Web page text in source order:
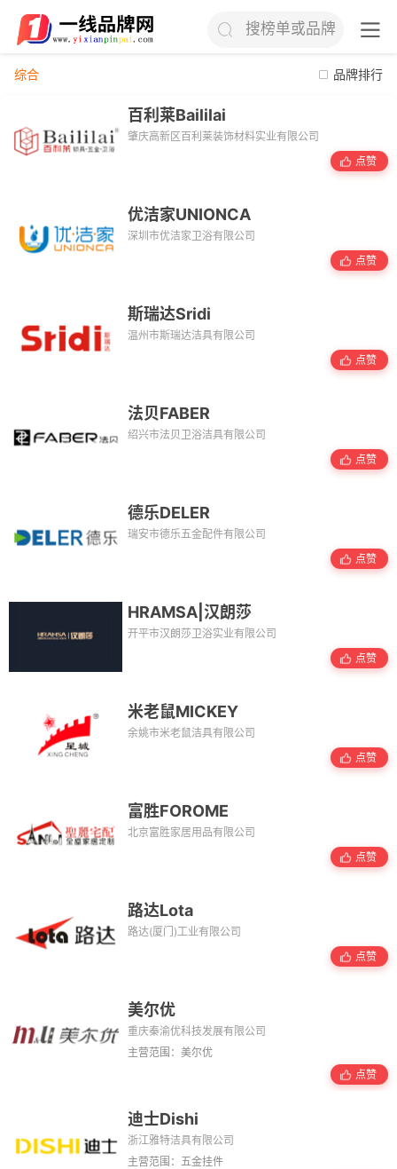
搜榜单或品牌
品牌排行
综合
百利莱Baililai
肇庆高新区百利莱装饰材料实业有限公司
点赞
优洁家UNIONCA
深圳市优洁家卫浴有限公司
点赞
斯瑞达Sridi
温州市斯瑞达洁具有限公司
点赞
法贝FABER
绍兴市法贝卫浴洁具有限公司
点赞
德乐DELER
瑞安市德乐五金配件有限公司
点赞
HRAMSA|汉朗莎
开平市汉朗莎卫浴实业有限公司
点赞
米老鼠MICKEY
余姚市米老鼠洁具有限公司
点赞
富胜FOROME
北京富胜家居用品有限公司
点赞
路达Lota
路达(厦门)工业有限公司
点赞
美尔优
重庆秦渝优科技发展有限公司
主营范围：美尔优
点赞
迪士Dishi
浙江雅特洁具有限公司
主营范围：五金挂件